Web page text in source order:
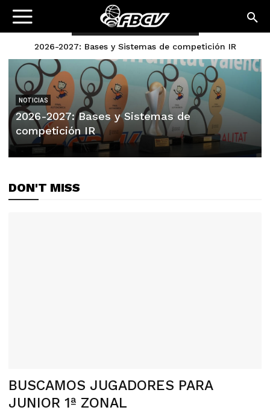
ÚLTIMAS ENTRADAS
2026-2027: Bases y Sistemas de competición IR
NOTICIAS
2026-2027: Bases y Sistemas de
competición IR
DON'T MISS
BUSCAMOS JUGADORES PARA
JUNIOR 1ª ZONAL